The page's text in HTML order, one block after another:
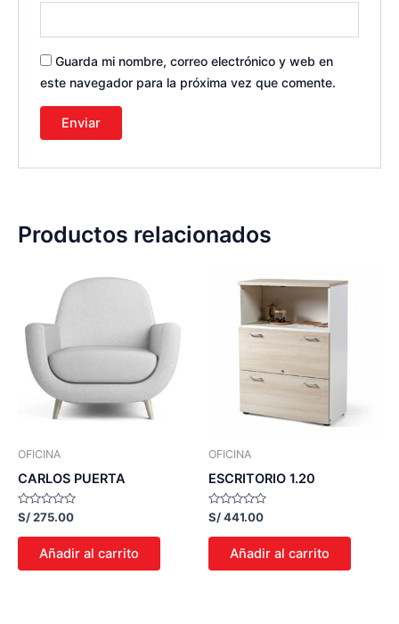
Guarda mi nombre, correo electrónico y web en
este navegador para la próxima vez que comente.
Productos relacionados
OFICINA
CARLOS PUERTA
Valorado
con
0
S/275.00
Añadir al carrito
OFICINA
ESCRITORIO 1.20
Valorado
con
0
S/441.00
Añadir al carrito